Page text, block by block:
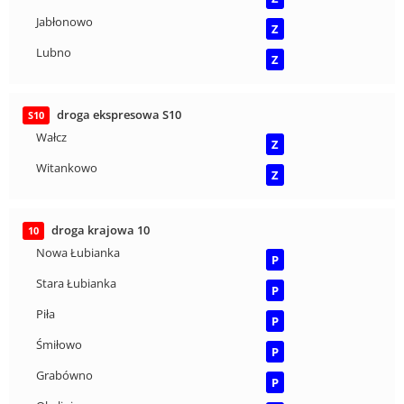
Jabłonowo
Z
Lubno
Z
S10
droga ekspresowa S10
Wałcz
Z
Witankowo
Z
10
droga krajowa 10
Nowa Łubianka
P
Stara Łubianka
P
Piła
P
Śmiłowo
P
Grabówno
P